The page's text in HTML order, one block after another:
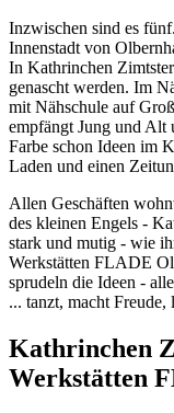
Inzwischen sind es
Innenstadt von
In Kathrinchen
genascht werden. Im
mit Nähschule auf
empfängt Jung und Alt
Farbe schon Ideen im
Laden und einen
Allen Geschäften
des kleinen Engels -
stark und mutig - wie
Werkstätten FLADE
sprudeln die Ideen -
... tanzt, macht Freude,
Kathrinchen
Werkstätten